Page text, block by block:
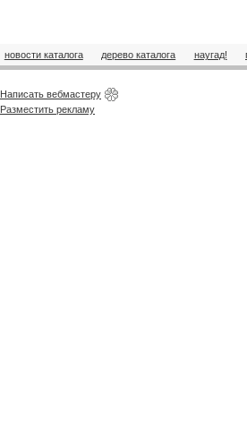
новости каталога дерево каталога наугад!
Написать вебмастеру
Разместить рекламу